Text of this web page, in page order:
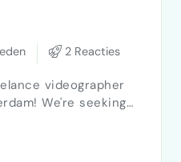
2 Reacties
videographer
seeking a
one of YouTube's
educators, with